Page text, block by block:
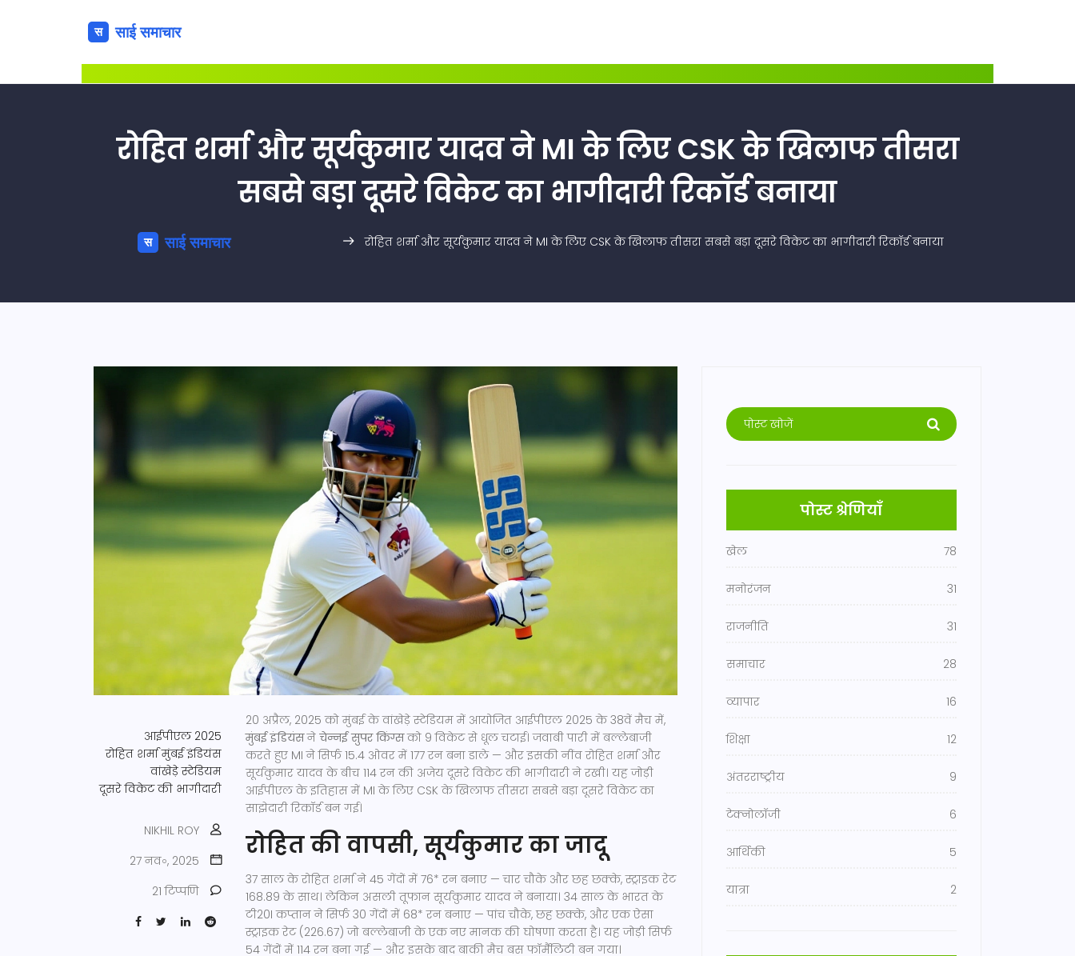
रोहित शर्मा और सूर्यकुमार यादव ने MI के लिए CSK के खिलाफ तीसरा
सबसे बड़ा दूसरे विकेट का भागीदारी रिकॉर्ड बनाया
रोहित शर्मा और सूर्यकुमार यादव ने MI के लिए CSK के खिलाफ तीसरा सबसे बड़ा दूसरे विकेट का भागीदारी रिकॉर्ड बनाया
आईपीएल 2025
रोहित शर्मा मुंबई इंडियंस
वांखेड़े स्टेडियम
दूसरे विकेट की भागीदारी
NIKHIL ROY
27 नव॰, 2025
21 टिप्पणि
20 अप्रैल, 2025 को मुंबई के वांखेड़े स्टेडियम में आयोजित आईपीएल 2025 के 38वें मैच में,
मुंबई इंडियंसने चेन्नई सुपर किंग्सको 9 विकेट से धूल चटाई। जवाबी पारी में बल्लेबाजी
करते हुए MI ने सिर्फ 15.4 ओवर में 177 रन बना डाले — और इसकी नींव रोहित शर्मा और
सूर्यकुमार यादव के बीच 114 रन की अजेय दूसरे विकेट की भागीदारी ने रखी। यह जोड़ी
आईपीएल के इतिहास में MI के लिए CSK के खिलाफ तीसरा सबसे बड़ा दूसरे विकेट का
साझेदारी रिकॉर्ड बन गई।
रोहित की वापसी, सूर्यकुमार का जादू
37 साल के रोहित शर्मा ने 45 गेंदों में 76* रन बनाए — चार चौके और छह छक्के, स्ट्राइक रेट
168.89 के साथ। लेकिन असली तूफान सूर्यकुमार यादव ने बनाया। 34 साल के भारत के
टी20I कप्तान ने सिर्फ 30 गेंदों में 68* रन बनाए — पांच चौके, छह छक्के, और एक ऐसा
स्ट्राइक रेट (226.67) जो बल्लेबाजी के एक नए मानक की घोषणा करता है। यह जोड़ी सिर्फ
54 गेंदों में 114 रन बना गई — और इसके बाद बाकी मैच बस फॉर्मैलिटी बन गया।
पोस्ट श्रेणियाँ
खेल 78
मनोरंजन 31
राजनीति 31
समाचार 28
व्यापार 16
शिक्षा 12
अंतरराष्ट्रीय 9
टेक्नोलॉजी 6
आर्थिकी 5
यात्रा 2